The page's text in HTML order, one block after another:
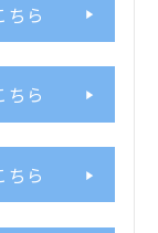
ちら
ちら
ちら